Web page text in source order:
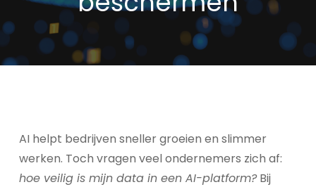
AI helpt bedrijven sneller groeien en slimmer
werken. Toch vragen veel ondernemers zich af:
hoe veilig is mijn data in een AI-platform?Bij